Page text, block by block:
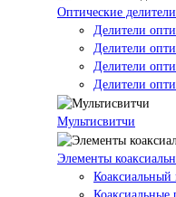
Оптические
Делители
Делители
Делители
Делители
Мультисвитчи
Элементы
Коаксиальный